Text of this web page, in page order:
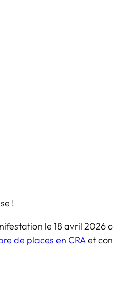
!
le 18 avril 2026
de places en CRAet